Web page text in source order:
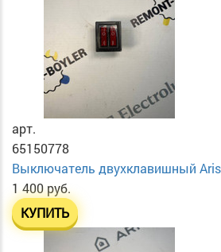
арт.
65150778
Выключатель двухклавишный
1 400 руб.
КУПИТЬ